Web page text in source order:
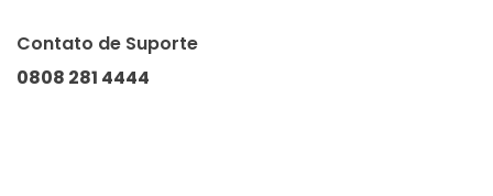
Contato de Suporte
0808 281 4444